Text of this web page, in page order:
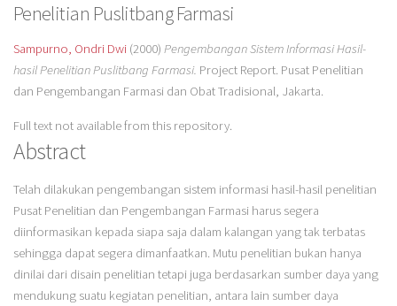
Penelitian Puslitbang Farmasi
Sampurno, Ondri Dwi(2000) Pengembangan Sistem Informasi Hasil-
hasil Penelitian Puslitbang Farmasi. Project Report. Pusat Penelitian
dan Pengembangan Farmasi dan Obat Tradisional, Jakarta.
Full text not available from this repository.
Abstract
Telah dilakukan pengembangan sistem informasi hasil-hasil penelitian
Pusat Penelitian dan Pengembangan Farmasi harus segera
diinformasikan kepada siapa saja dalam kalangan yang tak terbatas
sehingga dapat segera dimanfaatkan. Mutu penelitian bukan hanya
dinilai dari disain penelitian tetapi juga berdasarkan sumber daya yang
mendukung suatu kegiatan penelitian, antara lain sumber daya